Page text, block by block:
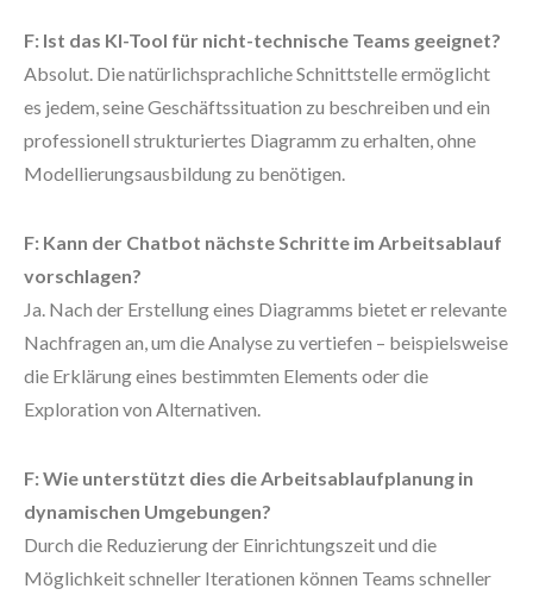
F: Ist das KI-Tool für nicht-technische Teams geeignet?
Absolut. Die natürlichsprachliche Schnittstelle ermöglicht
es jedem, seine Geschäftssituation zu beschreiben und ein
professionell strukturiertes Diagramm zu erhalten, ohne
Modellierungsausbildung zu benötigen.
F: Kann der Chatbot nächste Schritte im Arbeitsablauf
vorschlagen?
Ja. Nach der Erstellung eines Diagramms bietet er relevante
Nachfragen an, um die Analyse zu vertiefen – beispielsweise
die Erklärung eines bestimmten Elements oder die
Exploration von Alternativen.
F: Wie unterstützt dies die Arbeitsablaufplanung in
dynamischen Umgebungen?
Durch die Reduzierung der Einrichtungszeit und die
Möglichkeit schneller Iterationen können Teams schneller